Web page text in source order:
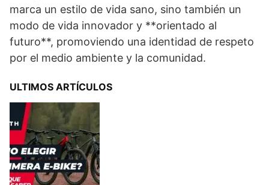
marca un estilo de vida sano, sino también un
modo de vida innovador y **orientado al
futuro**, promoviendo una identidad de respeto
por el medio ambiente y la comunidad.
ULTIMOS ARTÍCULOS